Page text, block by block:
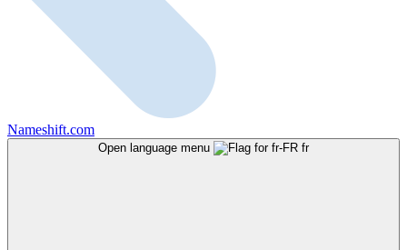
Nameshift.com
Open language menu fr